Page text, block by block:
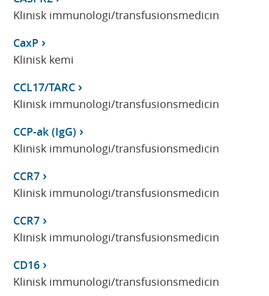
Klinisk immunologi/transfusionsmedicin
CaxP
Klinisk kemi
CCL17/TARC
Klinisk immunologi/transfusionsmedicin
CCP-ak (IgG)
Klinisk immunologi/transfusionsmedicin
CCR7
Klinisk immunologi/transfusionsmedicin
CCR7
Klinisk immunologi/transfusionsmedicin
CD16
Klinisk immunologi/transfusionsmedicin